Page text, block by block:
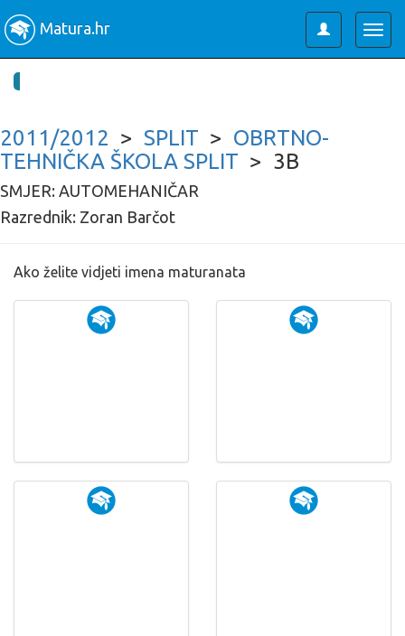
Toggle
user
Matura.hr
2011/2012 > SPLIT > OBRTNO-
TEHNIČKA ŠKOLA SPLIT > 3B
SMJER: AUTOMEHANIČAR
Razrednik: Zoran Barčot
Ako želite vidjeti imena maturanata